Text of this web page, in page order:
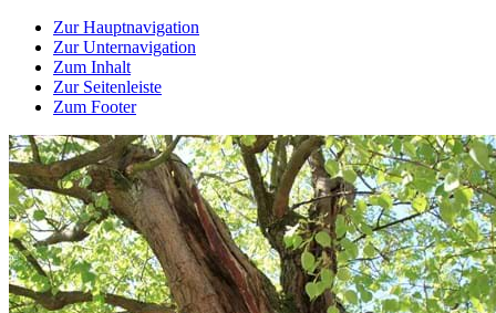
Zur Hauptnavigation
Zur Unternavigation
Zum Inhalt
Zur Seitenleiste
Zum Footer